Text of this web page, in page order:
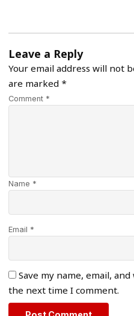
Leave a Reply
Your email address will not
are marked *
Comment *
Name *
Email *
Save my name, email,
the next time I comment.